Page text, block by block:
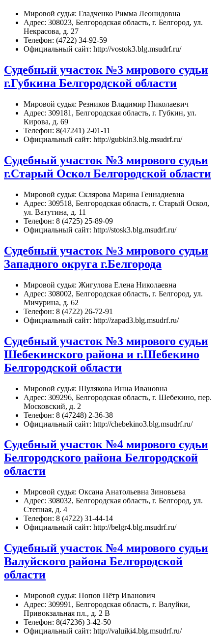
Мировой судья: Гладченко Римма Леонидовна
Адрес: 308023, Белгородская область, г. Белгород, ул.
Некрасова, д. 27
Телефон: (4722) 34-92-59
Официальный сайт: http://vostok3.blg.msudrf.ru/
Судебный участок №3 мирового судьи
г.Губкина Белгородской области
Мировой судья: Резников Владимир Николаевич
Адрес: 309181, Белгородская область, г. Губкин, ул.
Кирова, д. 69
Телефон: 8(47241) 2-01-11
Официальный сайт: http://gubkin3.blg.msudrf.ru/
Судебный участок №3 мирового судьи
г.Старый Оскол Белгородской области
Мировой судья: Склярова Марина Геннадиевна
Адрес: 309518, Белгородская область, г. Старый Оскол,
ул. Ватутина, д. 11
Телефон: 8 (4725) 25-89-09
Официальный сайт: http://stosk3.blg.msudrf.ru/
Судебный участок №3 мирового судьи
Западного округа г.Белгорода
Мировой судья: Жигулова Елена Николаевна
Адрес: 308002, Белгородская область, г. Белгород, ул.
Мичурина, д. 62
Телефон: 8 (4722) 26-72-91
Официальный сайт: http://zapad3.blg.msudrf.ru/
Судебный участок №3 мирового судьи
Шебекинского района и г.Шебекино
Белгородской области
Мировой судья: Шулякова Инна Ивановна
Адрес: 309296, Белгородская область, г. Шебекино, пер.
Московский, д. 2
Телефон: 8 (47248) 2-36-38
Официальный сайт: http://chebekino3.blg.msudrf.ru/
Судебный участок №4 мирового судьи
Белгородского района Белгородской
области
Мировой судья: Оксана Анатольевна Зиновьева
Адрес: 308032, Белгородская область, г. Белгород, ул.
Степная, д. 4
Телефон: 8 (4722) 31-44-14
Официальный сайт: http://belgr4.blg.msudrf.ru/
Судебный участок №4 мирового судьи
Валуйского района Белгородской
области
Мировой судья: Попов Пётр Иванович
Адрес: 309991, Белгородская область, г. Валуйки,
Привокзальная пл., д. 2 В
Телефон: 8(47236) 3-42-50
Официальный сайт: http://valuiki4.blg.msudrf.ru/